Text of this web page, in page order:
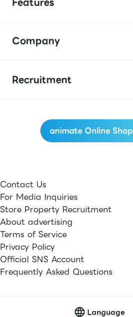
Company
Recruitment
animate Online Shop
Contact Us
For Media Inquiries
Store Property Recruitment
About advertising
Terms of Service
Privacy Policy
Official SNS Account
Frequently Asked Questions
Language